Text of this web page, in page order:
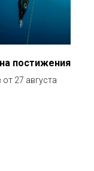
постижения
27 августа